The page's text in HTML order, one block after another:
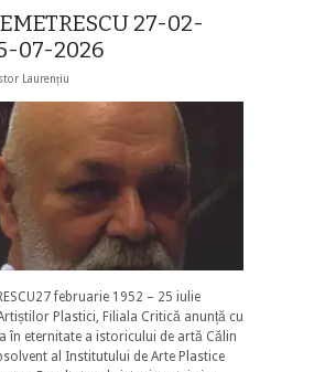
27-02-
07-2026
Laurențiu
februarie 1952 – 25 iulie
Plastici, Filiala Critică anunță cu
în eternitate a istoricului de artă Călin
al Institutului de Arte Plastice